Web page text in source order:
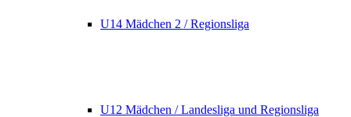
U14 Mädchen 2 / Regionsliga
U12 Mädchen / Landesliga und Regionsliga